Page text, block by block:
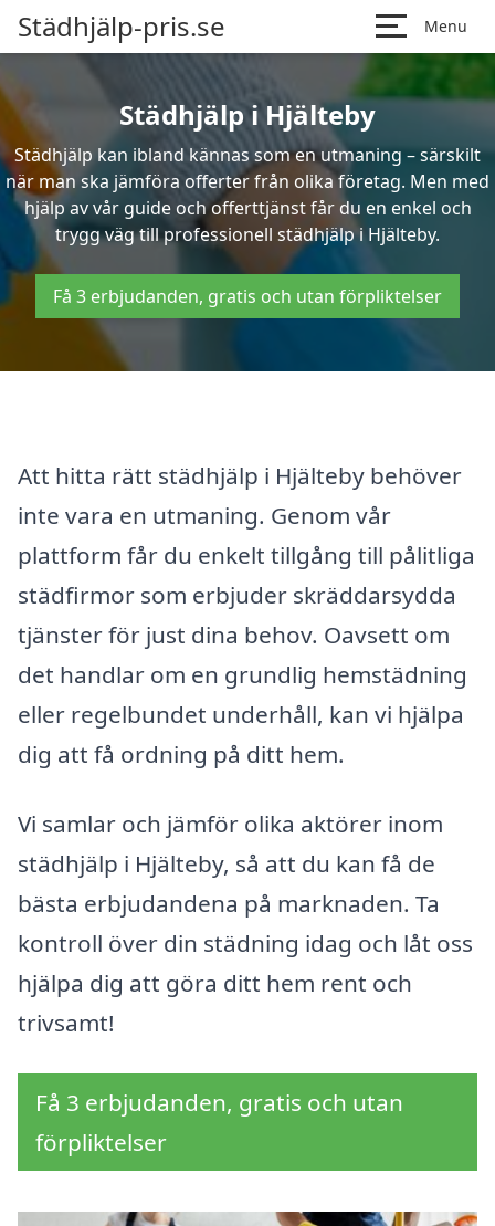
Städhjälp-pris.se Menu
Städhjälp i Hjälteby
Städhjälp kan ibland kännas som en utmaning – särskilt
när man ska jämföra offerter från olika företag. Men med
hjälp av vår guide och offerttjänst får du en enkel och
trygg väg till professionell städhjälp i Hjälteby.
Få 3 erbjudanden, gratis och utan förpliktelser
Att hitta rätt städhjälp i Hjälteby behöver
inte vara en utmaning. Genom vår
plattform får du enkelt tillgång till pålitliga
städfirmor som erbjuder skräddarsydda
tjänster för just dina behov. Oavsett om
det handlar om en grundlig hemstädning
eller regelbundet underhåll, kan vi hjälpa
dig att få ordning på ditt hem.
Vi samlar och jämför olika aktörer inom
städhjälp i Hjälteby, så att du kan få de
bästa erbjudandena på marknaden. Ta
kontroll över din städning idag och låt oss
hjälpa dig att göra ditt hem rent och
trivsamt!
Få 3 erbjudanden, gratis och utan
förpliktelser